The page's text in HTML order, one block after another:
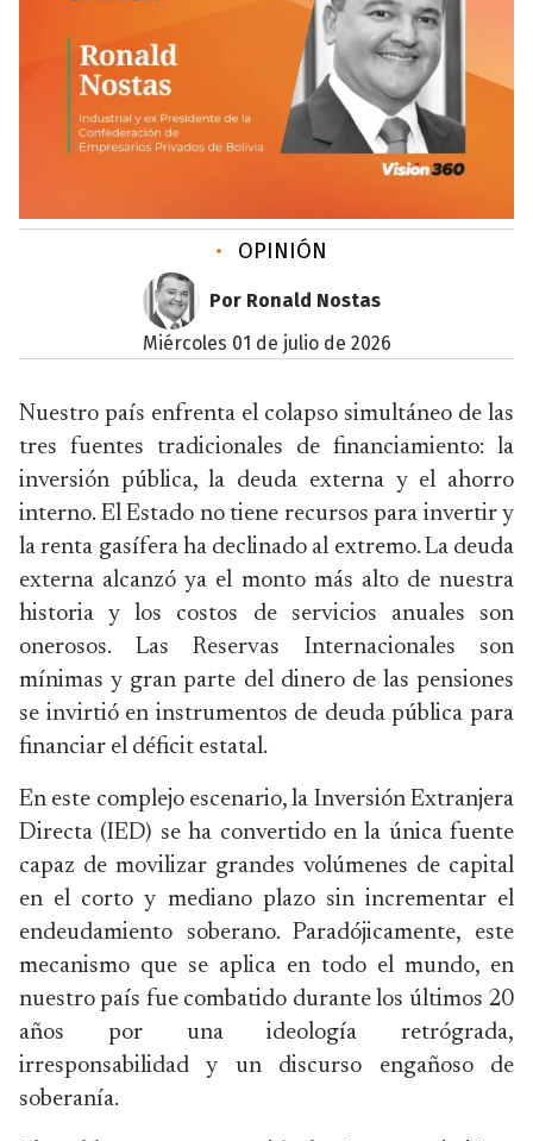
• OPINIÓN
Por Ronald Nostas
miércoles 01 de julio de 2026
Nuestro país enfrenta el colapso simultáneo de las
tres fuentes tradicionales de financiamiento: la
inversión pública, la deuda externa y el ahorro
interno. El Estado no tiene recursos para invertir y
la renta gasífera ha declinado al extremo. La deuda
externa alcanzó ya el monto más alto de nuestra
historia y los costos de servicios anuales son
onerosos. Las Reservas Internacionales son
mínimas y gran parte del dinero de las pensiones
se invirtió en instrumentos de deuda pública para
financiar el déficit estatal.
En este complejo escenario, la Inversión Extranjera
Directa (IED) se ha convertido en la única fuente
capaz de movilizar grandes volúmenes de capital
en el corto y mediano plazo sin incrementar el
endeudamiento soberano. Paradójicamente, este
mecanismo que se aplica en todo el mundo, en
nuestro país fue combatido durante los últimos 20
años por una ideología retrógrada,
irresponsabilidad y un discurso engañoso de
soberanía.